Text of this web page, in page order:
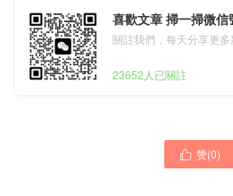
喜歡文章 掃一掃微信
關註我們，每天分享更
23652人已關註
 赞(0)